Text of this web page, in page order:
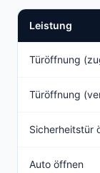
Leistung
Türöffnung
Türöffnung
Sicherheitstür
Auto öffnen